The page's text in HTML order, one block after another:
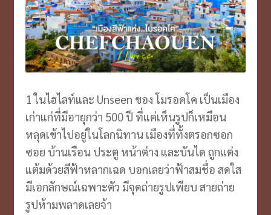
1 ในไฮไลท์และ Unseen ของ โมรอคโค เป็นเมือง
เก่าแก่ที่มีอายุกว่า 500 ปี ที่แค่เห็นรูปก็เหมือน
หลุดเข้าไปอยู่ในโลกนิทาน เมืองที่ทั้งตรอกซอก
ซอย บ้านเรือน ประตู หน้าต่าง และบันได ถูกแต่ง
แต้มด้วยสีฟ้าหลากเฉด บอกเลยว่าฟ้าสมชื่อ สดใส
มีเอกลักษณ์เฉพาะตัว มีจุดถ่ายรูปเพียบ สายถ่าย
รูปห้ามพลาดเลยจ้า